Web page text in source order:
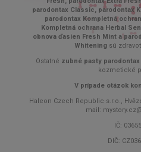
parodontax Classic, parodontax
parodontax Kompletná
Kompletná ochrana Herbal
obnova ďasien Fresh Mint a
Whiteningsú
Ostatné zubné pasty
kozmetické
V prípade otázok
Haleon Czech Republic s.r.o.,
mail:
IČ:
DIČ: